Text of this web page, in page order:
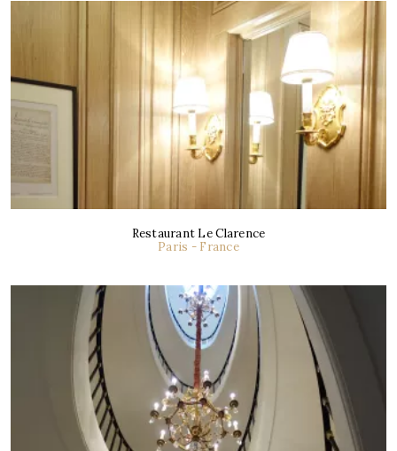
Restaurant Le Clarence
Paris - France